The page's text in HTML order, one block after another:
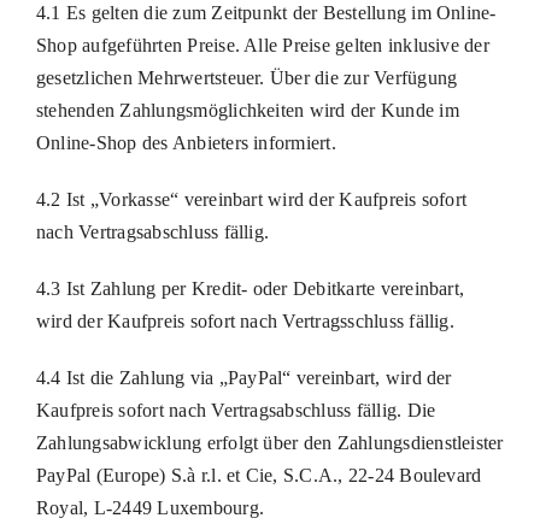
4.1 Es gelten die zum Zeitpunkt der Bestellung im Online-
Shop aufgeführten Preise. Alle Preise gelten inklusive der
gesetzlichen Mehrwertsteuer. Über die zur Verfügung
stehenden Zahlungsmöglichkeiten wird der Kunde im
Online-Shop des Anbieters informiert.
4.2 Ist „Vorkasse“ vereinbart wird der Kaufpreis sofort
nach Vertragsabschluss fällig.
4.3 Ist Zahlung per Kredit- oder Debitkarte vereinbart,
wird der Kaufpreis sofort nach Vertragsschluss fällig.
4.4 Ist die Zahlung via „PayPal“ vereinbart, wird der
Kaufpreis sofort nach Vertragsabschluss fällig. Die
Zahlungsabwicklung erfolgt über den Zahlungsdienstleister
PayPal (Europe) S.à r.l. et Cie, S.C.A., 22-24 Boulevard
Royal, L-2449 Luxembourg.